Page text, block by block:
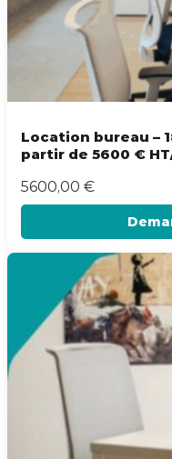
Location bureau –
partir de 5600 €
5600,00 €